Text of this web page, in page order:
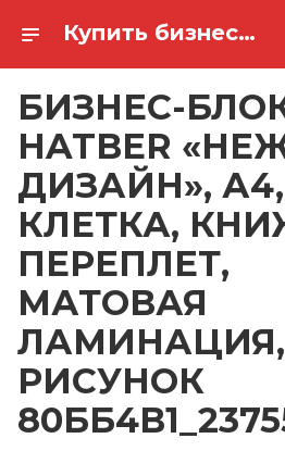
Купить бизнес-блокнот hatber «нежный дизайн», а4, 80л, клетка, книжный переплет, матовая ламинация, рисунок 80ББ4В1_23755 в Ростове-на-Дону
БИЗНЕС-
HATBER
ДИЗАЙН»,
КЛЕТКА,
ПЕРЕПЛЕТ,
МАТОВАЯ
ЛАМИНАЦИЯ,
РИСУНОК